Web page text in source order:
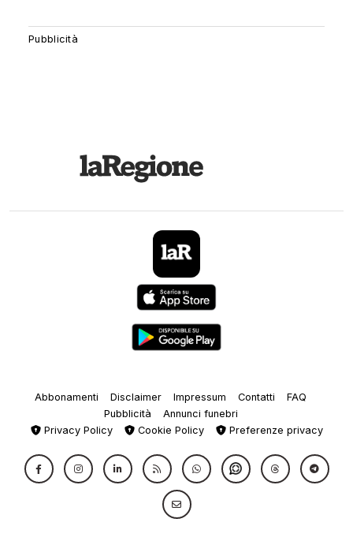
Abbonamenti Disclaimer Impressum Contatti
FAQ
Pubblicità
Annunci funebri
Privacy Policy
Cookie Policy Preferenze privacy